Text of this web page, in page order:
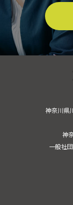
神奈川県
神
一般社